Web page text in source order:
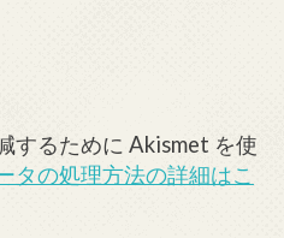
するために Akismet を使
タの処理方法の詳細はこ